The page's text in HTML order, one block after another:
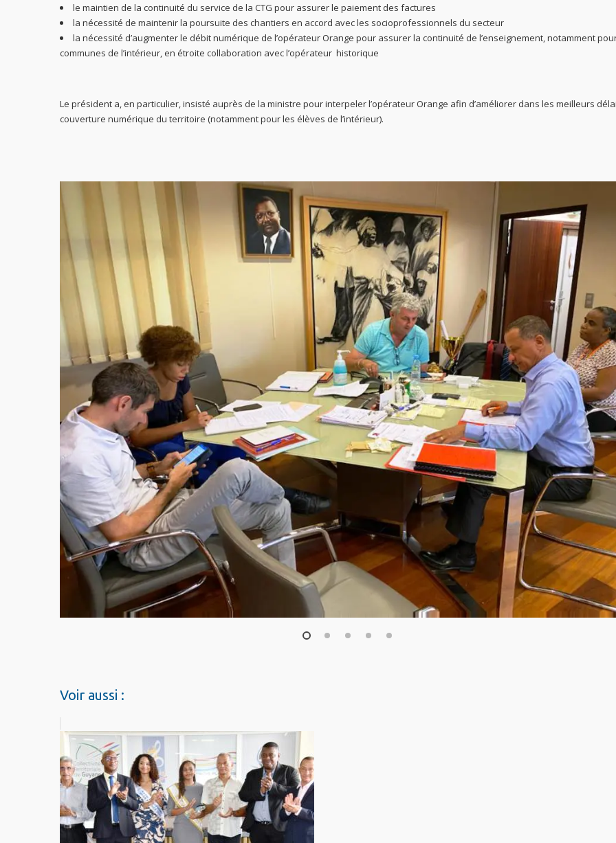
le maintien de la continuité du service de la CTG pour assurer le paiement des factures
la nécessité de maintenir la poursuite des chantiers en accord avec les socioprofessionnels du secteur
la nécessité d’augmenter le débit numérique de l’opérateur Orange pour assurer la continuité de l’enseignement, notamment
communes de l’intérieur, en étroite collaboration avec l’opérateur historique
Le président a, en particulier, insisté auprès de la ministre pour interpeler l’opérateur Orange afin d’améliorer dans les meilleurs
couverture numérique du territoire (notamment pour les élèves de l’intérieur).
1 2 3 4 5
Voir aussi :